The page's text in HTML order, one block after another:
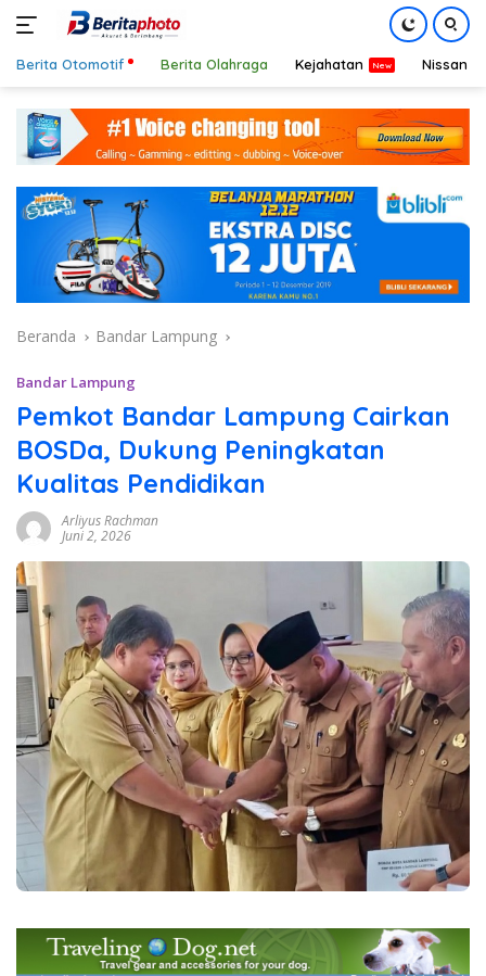
konten
Berita Otomotif Berita Olahraga Kejahatan Nissan
Beranda Bandar Lampung
Bandar Lampung
Pemkot Bandar Lampung Cairkan
BOSDa, Dukung Peningkatan
Kualitas Pendidikan
Arliyus Rachman
Juni 2, 2026